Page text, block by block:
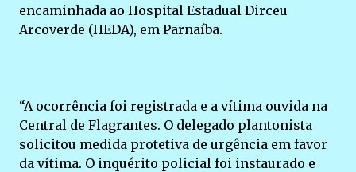
encaminhada ao Hospital Estadual Dirceu
Arcoverde (HEDA), em Parnaíba.
“A ocorrência foi registrada e a vítima ouvida na
Central de Flagrantes. O delegado plantonista
solicitou medida protetiva de urgência em favor
da vítima. O inquérito policial foi instaurado e